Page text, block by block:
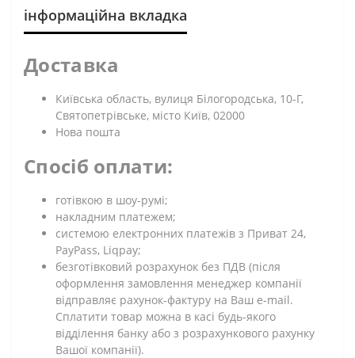
інформаційна вкладка
Доставка
Київська область, вулиця Білогородська, 10-Г,
Святопетрівське, місто Київ, 02000
Нова пошта
Спосіб оплати:
готівкою в шоу-румі;
накладним платежем;
системою електронних платежів з Приват 24,
PayPass, Liqpay;
безготівковий розрахунок без ПДВ (після
оформлення замовлення менеджер компанії
відправляє рахунок-фактуру на Ваш e-mail.
Сплатити товар можна в касі будь-якого
відділення банку або з розрахункового рахунку
Вашої компанії).